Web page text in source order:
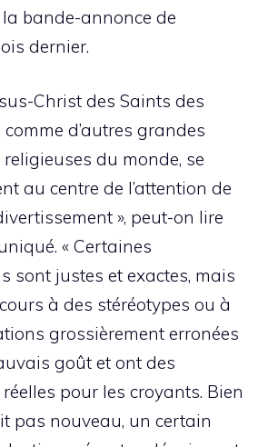
bande-annonce de
dernier.
Christ des Saints des
comme d’autres grandes
du monde, se
au centre de l’attention de
», peut-on lire
« Certaines
sont justes et exactes, mais
à des stéréotypes ou à
grossièrement erronées
goût et ont des
pour les croyants. Bien
pas nouveau, un certain